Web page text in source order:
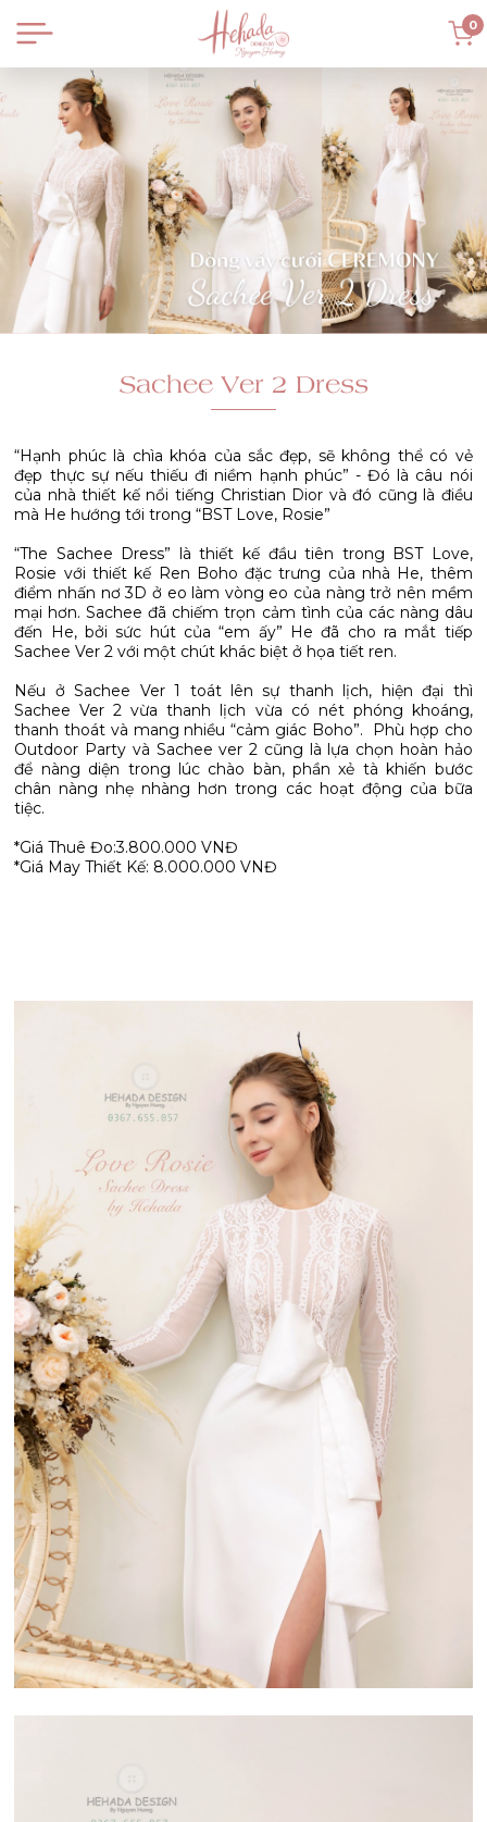
0
Sachee Ver 2 Dress
“Hạnh phúc là chìa khóa của sắc đẹp, sẽ không thể có vẻ
đẹp thực sự nếu thiếu đi niềm hạnh phúc” - Đó là câu nói
của nhà thiết kế nổi tiếng Christian Dior và đó cũng là điều
mà He hướng tới trong “BST Love, Rosie”
“The Sachee Dress” là thiết kế đầu tiên trong BST Love,
Rosie với thiết kế Ren Boho đặc trưng của nhà He, thêm
điểm nhấn nơ 3D ở eo làm vòng eo của nàng trở nên mềm
mại hơn. Sachee đã chiếm trọn cảm tình của các nàng dâu
đến He, bởi sức hút của “em ấy” He đã cho ra mắt tiếp
Sachee Ver 2 với một chút khác biệt ở họa tiết ren.
Nếu ở Sachee Ver 1 toát lên sự thanh lịch, hiện đại thì
Sachee Ver 2 vừa thanh lịch vừa có nét phóng khoáng,
thanh thoát và mang nhiều “cảm giác Boho”. Phù hợp cho
Outdoor Party và Sachee ver 2 cũng là lựa chọn hoàn hảo
để nàng diện trong lúc chào bàn, phần xẻ tà khiến bước
chân nàng nhẹ nhàng hơn trong các hoạt động của bữa
tiệc.
*Giá Thuê Đo:3.800.000 VNĐ